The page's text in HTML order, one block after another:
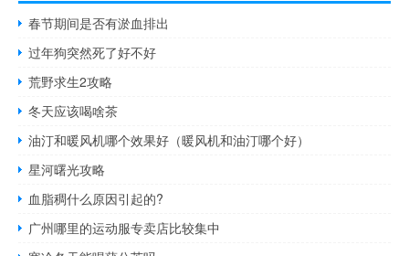
春节期间是否有淤血排出
过年狗突然死了好不好
荒野求生2攻略
冬天应该喝啥茶
油汀和暖风机哪个效果好（暖风机和油汀哪个好）
星河曙光攻略
血脂稠什么原因引起的?
广州哪里的运动服专卖店比较集中